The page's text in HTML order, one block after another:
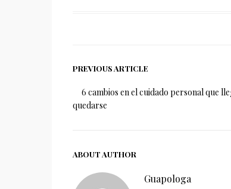
PREVIOUS ARTICLE
6 cambios en el cuidado personal que
quedarse
ABOUT AUTHOR
Guapologa